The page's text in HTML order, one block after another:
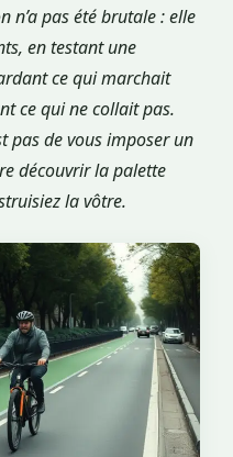
n’a pas été brutale : elle
en testant une
ce qui marchait
ce qui ne collait pas.
pas de vous imposer un
découvrir la palette
la vôtre.